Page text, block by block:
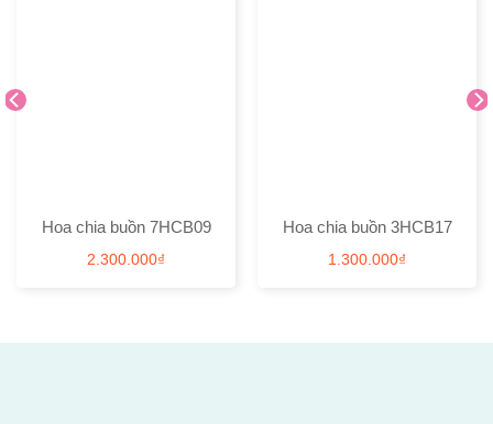
Hoa chia buồn 7HCB09
2.300.000₫
Hoa chia buồn 3HCB17
1.300.000₫